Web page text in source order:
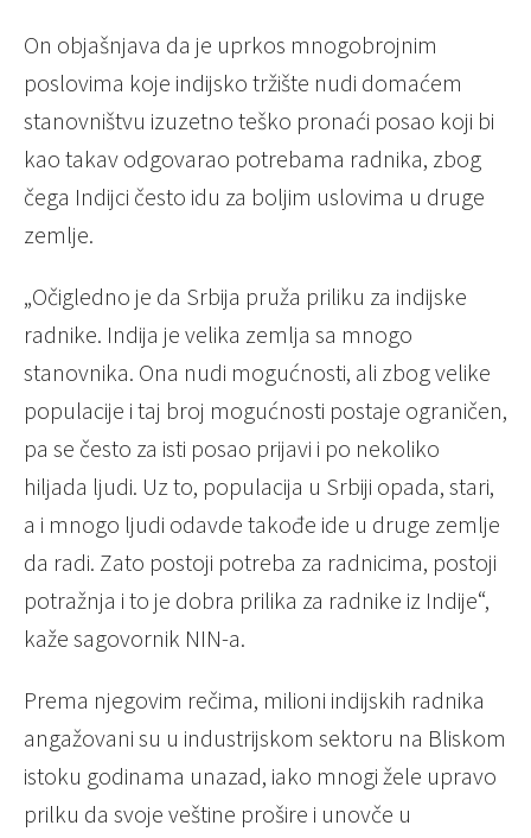
On objašnjava da je uprkos mnogobrojnim
poslovima koje indijsko tržište nudi domaćem
stanovništvu izuzetno teško pronaći posao koji bi
kao takav odgovarao potrebama radnika, zbog
čega Indijci često idu za boljim uslovima u druge
zemlje.
„Očigledno je da Srbija pruža priliku za indijske
radnike. Indija je velika zemlja sa mnogo
stanovnika. Ona nudi mogućnosti, ali zbog velike
populacije i taj broj mogućnosti postaje ograničen,
pa se često za isti posao prijavi i po nekoliko
hiljada ljudi. Uz to, populacija u Srbiji opada, stari,
a i mnogo ljudi odavde takođe ide u druge zemlje
da radi. Zato postoji potreba za radnicima, postoji
potražnja i to je dobra prilika za radnike iz Indije“,
kaže sagovornik NIN-a.
Prema njegovim rečima, milioni indijskih radnika
angažovani su u industrijskom sektoru na Bliskom
istoku godinama unazad, iako mnogi žele upravo
prilku da svoje veštine prošire i unovče u